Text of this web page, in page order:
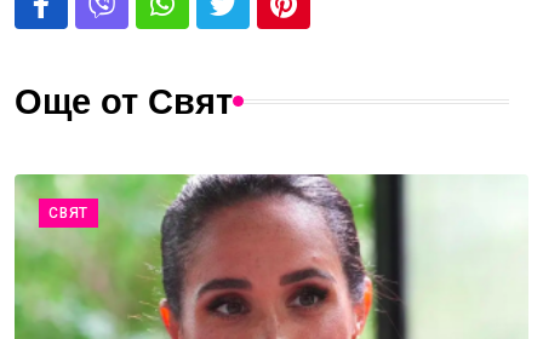
Още от Свят
СВЯТ